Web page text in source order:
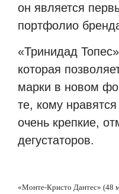
он является
портфолио
«Тринидад
которая
марки в новом
те, кому
очень крепкие,
дегустаторов.
«Монте-Кристо Дантес» (48